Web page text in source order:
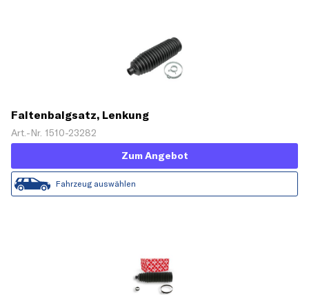
Faltenbalgsatz, Lenkung
Art.-Nr. 1510-23282
Zum Angebot
Fahrzeug auswählen